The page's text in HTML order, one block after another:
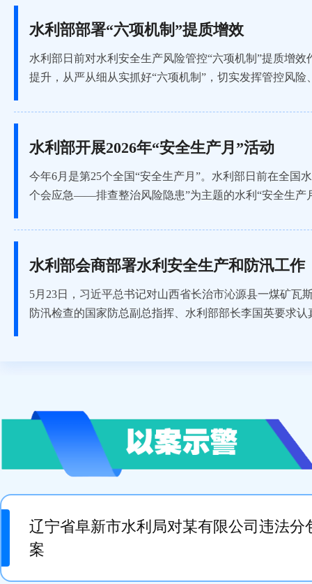
水利部部署“六项机制”提质增效
水利部日前对水利安全生产风险管控“六项机制”提质增
提升，从严从细从实抓好“六项机制”，切实发挥管控风险
水利部开展2026年“安全生产月”活动
今年6月是第25个全国“安全生产月”。水利部日前在全国
个会应急——排查整治风险隐患”为主题的水利“安全生产
水利部会商部署水利安全生产和防汛工作
5月23日，习近平总书记对山西省长治市沁源县一煤矿瓦
防汛检查的国家防总副总指挥、水利部部长李国英要求认
辽宁省阜新市水利局对某有限公司违法分
案